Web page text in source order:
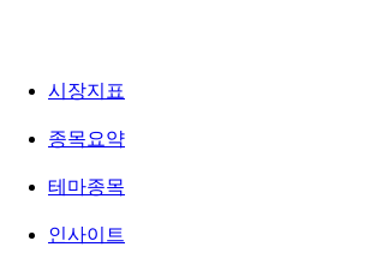
시장지표
종목요약
테마종목
인사이트